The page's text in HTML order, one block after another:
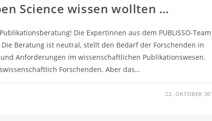
Science wissen wollten …
Die Expertinnen aus dem PUBLISSO-Team
Beratung ist neutral, stellt den Bedarf der Forschenden in
Anforderungen im wissenschaftlichen Publikationswesen.
Forschenden. Aber das…
22. OKTOBER